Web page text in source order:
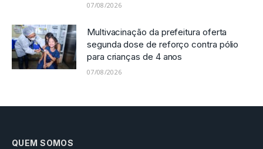
07/08/2026
Multivacinação da prefeitura oferta
segunda dose de reforço contra pólio
para crianças de 4 anos
07/08/2026
QUEM SOMOS